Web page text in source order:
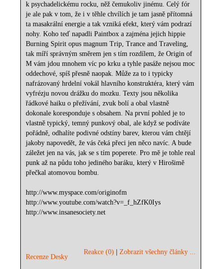
k psychadelickému rocku, něž čemukoliv jinému. Celý fór
je ale pak v tom, že i v těhle chvílích je tam jasně přítomná
ta masakrální energie a tak vzniká efekt, který vám podrazí
nohy. Koho teď napadli Paintbox a zajména jejich hippie
Burning Spirit opus magnum Trip, Trance and Traveling,
tak míří správným směrem jen s tím rozdílem, že Origin of
M vám jdou mnohem víc po krku a tyhle pasáže nejsou moc
oddechové, spíš přesně naopak. Může za to i typicky
nafrázovaný hrdelní vokál hlavního konstruktéra, který vám
vyfrézju novou drážku do mozku. Texty jsou několika
řádkové haiku o přežívání, zvuk bolí a obal vlastně
dokonale koresponduje s obsahem. Na první pohled je to
vlastně typický, temný punkový obal, ale když se podíváte
pořádně, odhalíte podivné odstíny barev, kterou vám chtějí
jakoby napovedět, že vás čeká přeci jen něco navíc. A bude
záležet jen na vás, jak se s tím poperete. Pro mě je tohle real
punk až na půdu toho jediného baráku, který v Hirošimě
přečkal atomovou bombu.
http://www.myspace.com/originofm
http://www.youtube.com/watch?v=_f_hZfK0Iys
http://www.insanesociety.net
Recenze Desky
Reakce (0) |Zobrazit všechny články ...